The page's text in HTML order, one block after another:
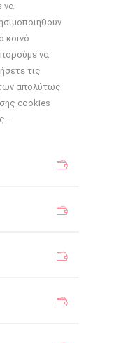
να
κοινό
να
τις
απολύτως
cookies